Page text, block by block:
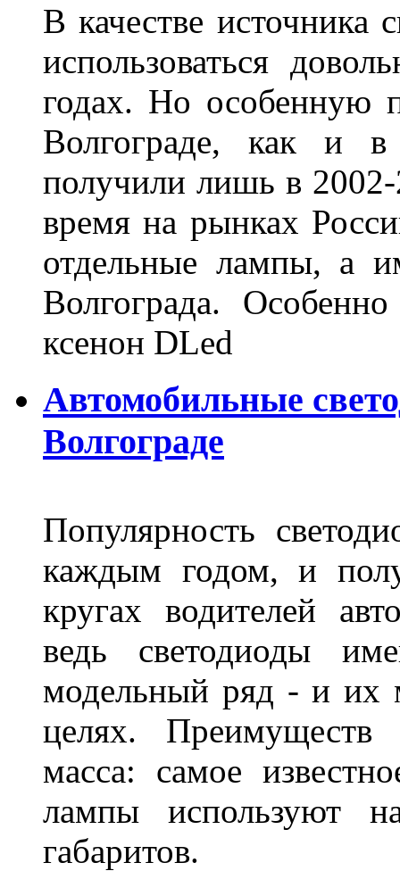
В качестве источника
использоваться
годах. Но особенную
Волгограде, как и
получили лишь в
время на рынках
отдельные лампы, а
Волгограда.
ксенон DLed
Автомобильные
Волгограде
Популярность
каждым годом, и
кругах водителей
ведь светодиоды
модельный ряд - и их
целях.
масса: самое
лампы используют
габаритов.